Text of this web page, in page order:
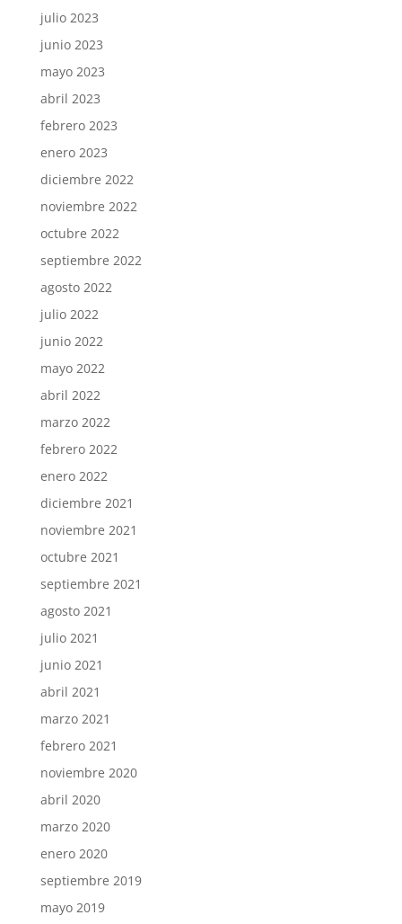
julio 2023
junio 2023
mayo 2023
abril 2023
febrero 2023
enero 2023
diciembre 2022
noviembre 2022
octubre 2022
septiembre 2022
agosto 2022
julio 2022
junio 2022
mayo 2022
abril 2022
marzo 2022
febrero 2022
enero 2022
diciembre 2021
noviembre 2021
octubre 2021
septiembre 2021
agosto 2021
julio 2021
junio 2021
abril 2021
marzo 2021
febrero 2021
noviembre 2020
abril 2020
marzo 2020
enero 2020
septiembre 2019
mayo 2019